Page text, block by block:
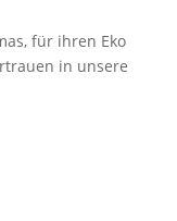
für ihren Eko
in unsere